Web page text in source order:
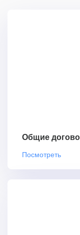
Общие
Посмотреть